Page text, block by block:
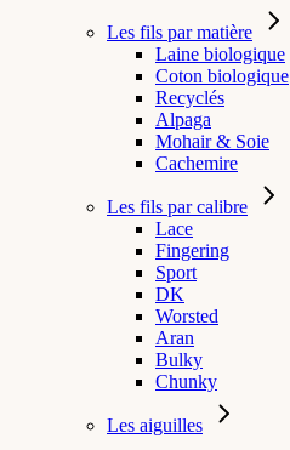
Les fils par matière
Laine biologique
Coton biologique
Recyclés
Alpaga
Mohair & Soie
Cachemire
Les fils par calibre
Lace
Fingering
Sport
DK
Worsted
Aran
Bulky
Chunky
Les aiguilles